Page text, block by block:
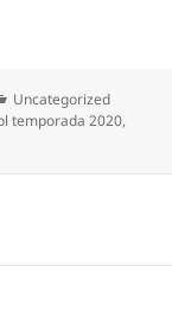
Categorías
Uncategorized
temporada 2020,